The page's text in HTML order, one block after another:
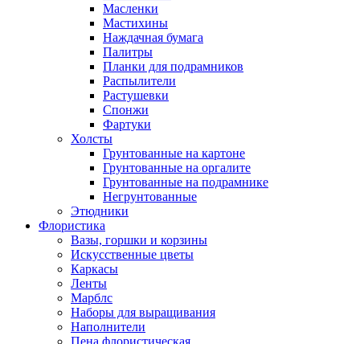
Масленки
Мастихины
Наждачная бумага
Палитры
Планки для подрамников
Распылители
Растушевки
Спонжи
Фартуки
Холсты
Грунтованные на картоне
Грунтованные на оргалите
Грунтованные на подрамнике
Негрунтованные
Этюдники
Флористика
Вазы, горшки и корзины
Искусственные цветы
Каркасы
Ленты
Марблс
Наборы для выращивания
Наполнители
Пена флористическая